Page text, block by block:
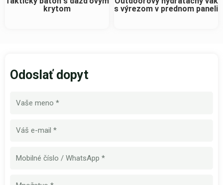
krytom
s výrezom v prednom paneli
Odoslať dopyt